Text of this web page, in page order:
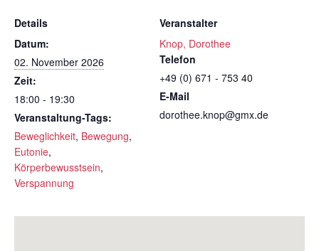
Details
Datum:
02. November 2026
Zeit:
18:00 - 19:30
Veranstaltung-Tags:
Beweglichkeit, Bewegung,
Eutonie,
Körperbewusstsein,
Verspannung
Veranstalter
Knop, Dorothee
Telefon
+49 (0) 671 - 753 40
E-Mail
dorothee.knop@gmx.de